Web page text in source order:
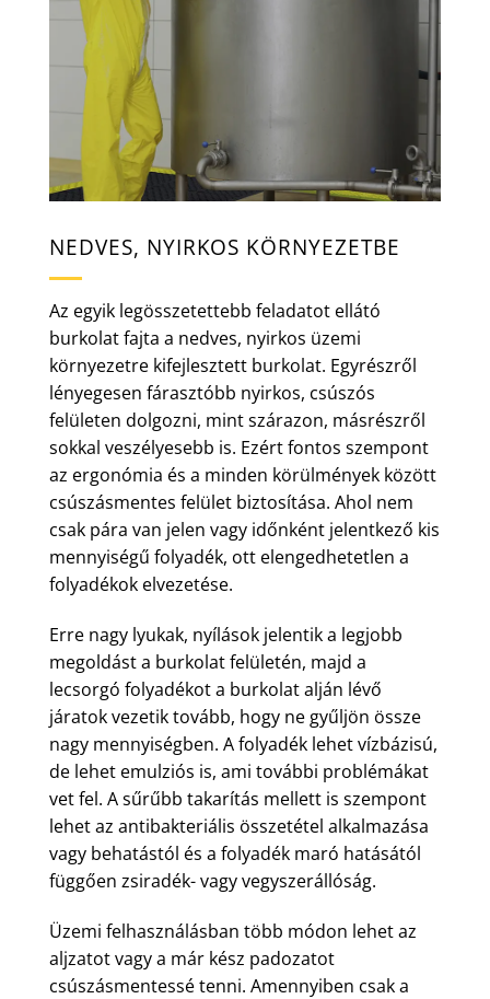
NEDVES, NYIRKOS KÖRNYEZETBE
Az egyik legösszetettebb feladatot ellátó
burkolat fajta a nedves, nyirkos üzemi
környezetre kifejlesztett burkolat. Egyrészről
lényegesen fárasztóbb nyirkos, csúszós
felületen dolgozni, mint szárazon, másrészről
sokkal veszélyesebb is. Ezért fontos szempont
az ergonómia és a minden körülmények között
csúszásmentes felület biztosítása. Ahol nem
csak pára van jelen vagy időnként jelentkező kis
mennyiségű folyadék, ott elengedhetetlen a
folyadékok elvezetése.
Erre nagy lyukak, nyílások jelentik a legjobb
megoldást a burkolat felületén, majd a
lecsorgó folyadékot a burkolat alján lévő
járatok vezetik tovább, hogy ne gyűljön össze
nagy mennyiségben. A folyadék lehet vízbázisú,
de lehet emulziós is, ami további problémákat
vet fel. A sűrűbb takarítás mellett is szempont
lehet az antibakteriális összetétel alkalmazása
vagy behatástól és a folyadék maró hatásától
függően zsiradék- vagy vegyszerállóság.
Üzemi felhasználásban több módon lehet az
aljzatot vagy a már kész padozatot
csúszásmentessé tenni. Amennyiben csak a